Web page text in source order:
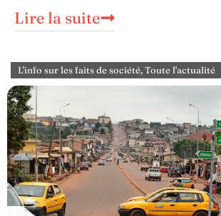
Lire la suite
L'info sur les faits de société,Toute l'actualité